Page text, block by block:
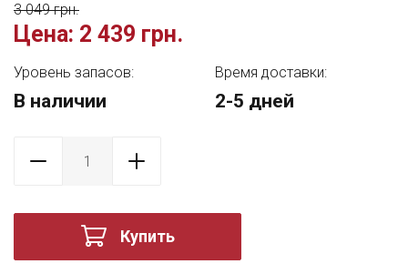
Цена: 2 439 грн.
3 049 грн.
Уровень запасов:
В наличии
Время доставки:
2-5 дней
Купить